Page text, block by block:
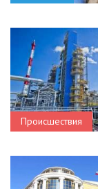
Происшествия